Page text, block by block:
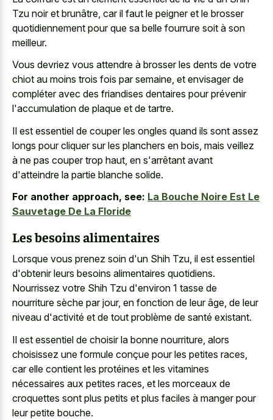
Tzu noir et brunâtre, car il faut le peigner et le brosser
quotidiennement pour que sa belle fourrure soit à son
meilleur.
Vous devriez vous attendre à brosser les dents de votre
chiot au moins trois fois par semaine, et envisager de
compléter avec des friandises dentaires pour prévenir
l'accumulation de plaque et de tartre.
Il est essentiel de couper les ongles quand ils sont assez
longs pour cliquer sur les planchers en bois, mais veillez
à ne pas couper trop haut, en s'arrêtant avant
d'atteindre la partie blanche solide.
For another approach, see: La Bouche Noire Est Le
Sauvetage De La Floride
Les besoins alimentaires
Lorsque vous prenez soin d'un Shih Tzu, il est essentiel
d'obtenir leurs besoins alimentaires quotidiens.
Nourrissez votre Shih Tzu d'environ 1 tasse de
nourriture sèche par jour, en fonction de leur âge, de leur
niveau d'activité et de tout problème de santé existant.
Il est essentiel de choisir la bonne nourriture, alors
choisissez une formule conçue pour les petites races,
car elle contient les protéines et les vitamines
nécessaires aux petites races, et les morceaux de
croquettes sont plus petits et plus faciles à manger pour
leur petite bouche.